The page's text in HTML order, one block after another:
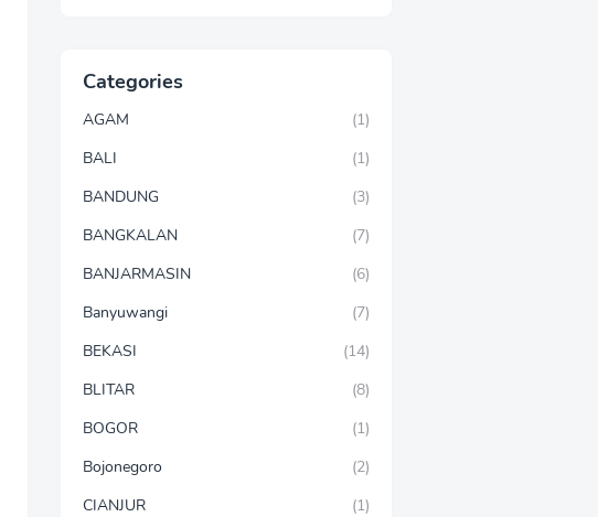
Categories
AGAM
(1)
BALI
(1)
BANDUNG
(3)
BANGKALAN
(7)
BANJARMASIN
(6)
Banyuwangi
(7)
BEKASI
(14)
BLITAR
(8)
BOGOR
(1)
Bojonegoro
(2)
CIANJUR
(1)